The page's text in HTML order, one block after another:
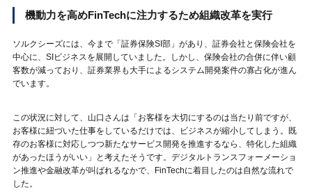
機動力を高めFinTechに注力するため組織改革を実行
ソルクシーズには、今まで「証券保険SI部」があり、証券会社と保険会社を
中心に、SIビジネスを展開していました。しかし、保険会社の合併に伴い顧
客数が減っており、証券業界も大手によるシステム開発案件の寡占化が進ん
でいます。
この状況に対して、山口さんは「お客様を大切にするのは当たり前ですが、
お客様に紐づいた仕事をしているだけでは、ビジネスが縮小してしまう。既
存のお客様に対応しつつ新たなサービス開発を推進するなら、特化した組織
があったほうがいい」と考えたそうです。デジタルトランスフォーメーショ
ン推進や金融改革が叫ばれるなかで、FinTechに着目したのは自然な流れで
した。